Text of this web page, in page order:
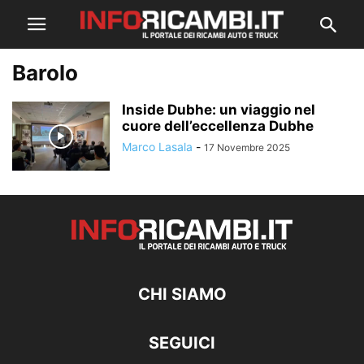
Barolo
Inside Dubhe: un viaggio nel
cuore dell’eccellenza Dubhe
Marco Lasala - 17 Novembre 2025
CHI SIAMO
SEGUICI